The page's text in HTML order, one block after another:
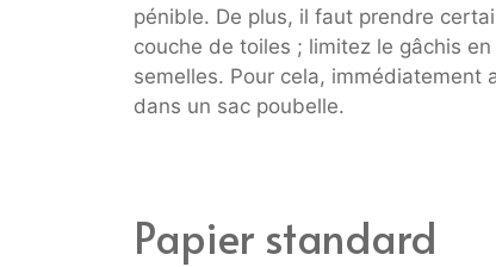
pénible. De plus, il faut prendre
couche de toiles ; limitez le gâchis
semelles. Pour cela, immédiatement
dans un sac poubelle.
Papier standard